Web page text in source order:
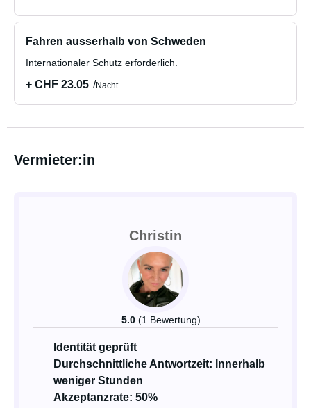
Fahren ausserhalb von Schweden
Internationaler Schutz erforderlich.
+ CHF 23.05 Nacht
Vermieter:in
Christin
5.0 (1 Bewertung)
Identität geprüft
Durchschnittliche Antwortzeit: Innerhalb
weniger Stunden
Akzeptanzrate: 50%